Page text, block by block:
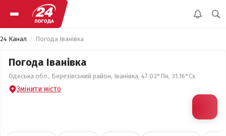
24 Канал Погода Іванівка
Погода Іванівка
Одеська обл., Березівський район, Іванівка, 47.03°Пн, 31.16°Сх
Змінити місто